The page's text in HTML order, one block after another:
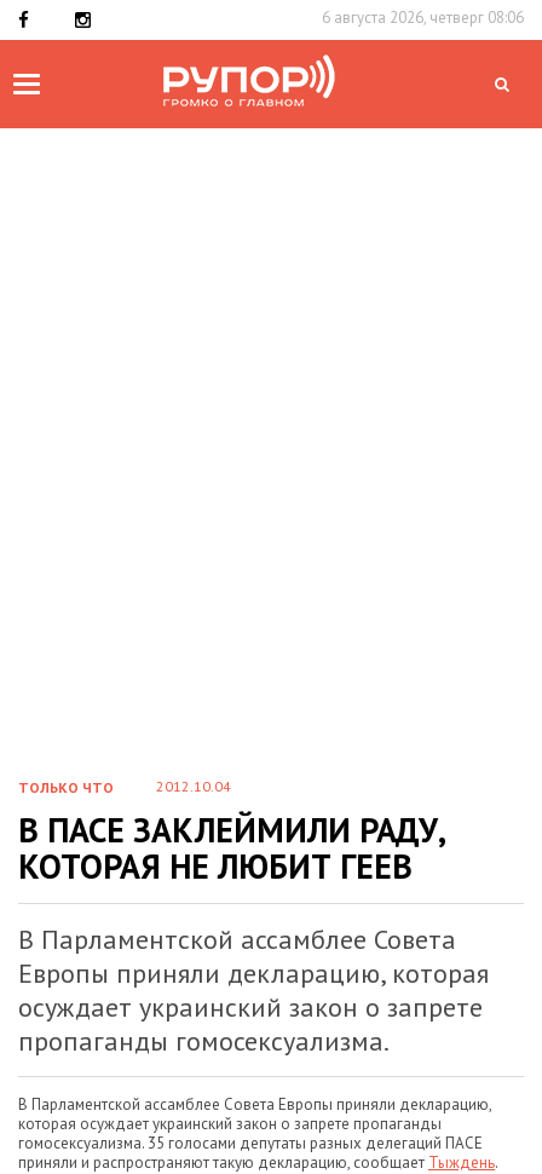
6 августа 2026, четверг 08:06
Toggle
ТОЛЬКО ЧТО 2012.10.04
В ПАСЕ ЗАКЛЕЙМИЛИ РАДУ,
КОТОРАЯ НЕ ЛЮБИТ ГЕЕВ
В Парламентской ассамблее Совета
Европы приняли декларацию, которая
осуждает украинский закон о запрете
пропаганды гомосексуализма.
В Парламентской ассамблее Совета Европы приняли декларацию,
которая осуждает украинский закон о запрете пропаганды
гомосексуализма. 35 голосами депутаты разных делегаций ПАСЕ
приняли и распространяют такую декларацию, сообщает Тыждень.